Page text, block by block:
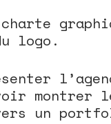
logo.
montrer
un